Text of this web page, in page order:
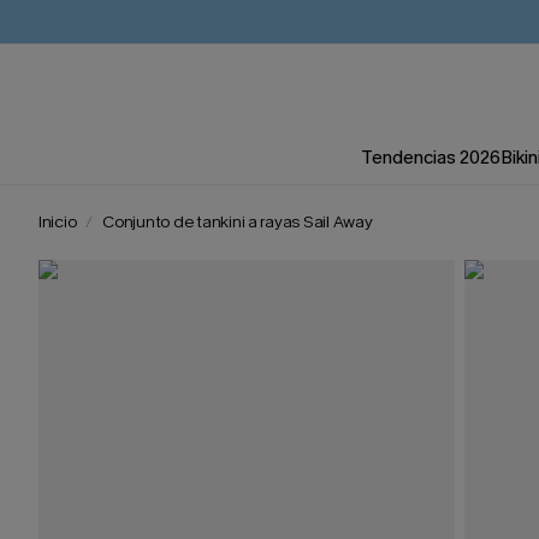
Tendencias 2026
Inicio Conjunto de tankini a rayas Sail Away